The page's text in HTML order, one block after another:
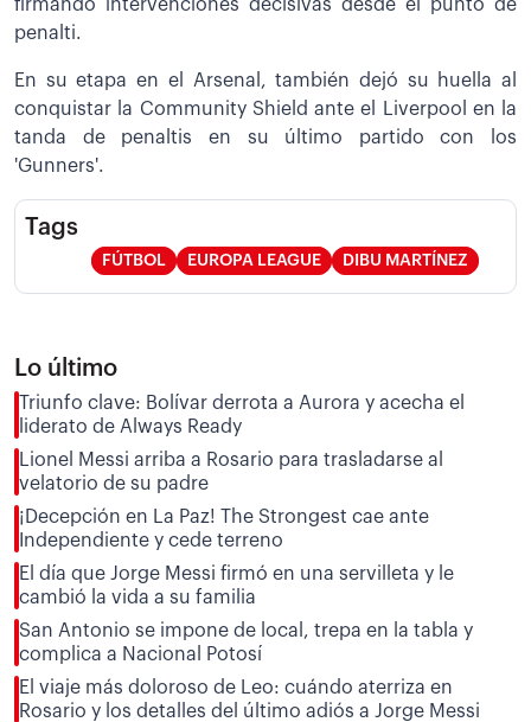
firmando intervenciones decisivas desde el punto de
penalti.
En su etapa en el Arsenal, también dejó su huella al
conquistar la Community Shield ante el Liverpool en la
tanda de penaltis en su último partido con los
'Gunners'.
Tags
FÚTBOL EUROPA LEAGUE DIBU MARTÍNEZ
Lo último
Triunfo clave: Bolívar derrota a Aurora y acecha el
liderato de Always Ready
Lionel Messi arriba a Rosario para trasladarse al
velatorio de su padre
¡Decepción en La Paz! The Strongest cae ante
Independiente y cede terreno
El día que Jorge Messi firmó en una servilleta y le
cambió la vida a su familia
San Antonio se impone de local, trepa en la tabla y
complica a Nacional Potosí
El viaje más doloroso de Leo: cuándo aterriza en
Rosario y los detalles del último adiós a Jorge Messi